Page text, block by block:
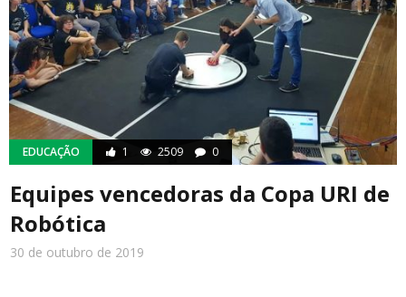
EDUCAÇÃO 1 2509 0
Equipes vencedoras da Copa URI de
Robótica
30 de outubro de 2019